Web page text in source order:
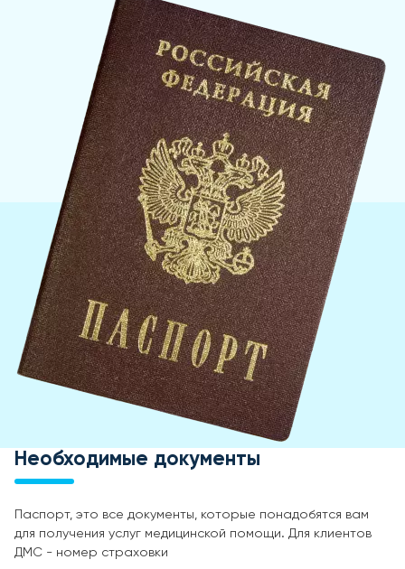
Необходимые документы
Паспорт, это все документы, которые понадобятся вам
для получения услуг медицинской помощи. Для клиентов
ДМС - номер страховки